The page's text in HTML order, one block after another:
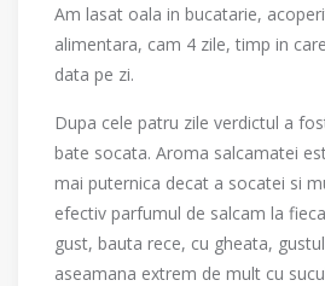
Am lasat oala in bucatarie,
alimentara, cam 4 zile, timp in
data pe zi.
Dupa cele patru zile verdictul a
bate socata. Aroma salcamatei
mai puternica decat a socatei si
efectiv parfumul de salcam la
gust, bauta rece, cu gheata,
aseamana extrem de mult cu